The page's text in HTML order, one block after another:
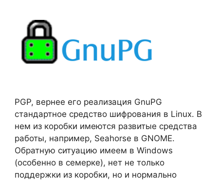
PGP, вернее его реализация GnuPG
стандартное средство шифрования в Linux. В
нем из коробки имеются развитые средства
работы, например, Seahorse в GNOME.
Обратную ситуацию имеем в Windows
(особенно в семерке), нет не только
поддержки из коробки, но и нормально